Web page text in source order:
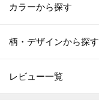
カラーから探す
柄・デザインから探す
レビュー一覧